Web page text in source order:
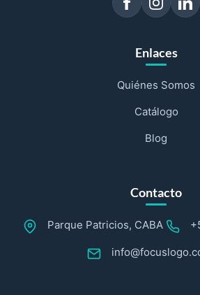
Enlaces
Quiénes Somos
Catálogo
Blog
Contacto
Parque Patricios, CABA